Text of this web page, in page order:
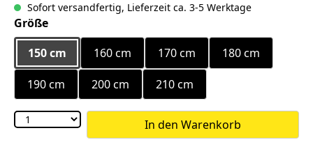
Sofort versandfertig, Lieferzeit ca. 3-5 Werktage
Größeauswählen
150 cm
160 cm 170 cm 180 cm
190 cm 200 cm 210 cm
In den Warenkorb